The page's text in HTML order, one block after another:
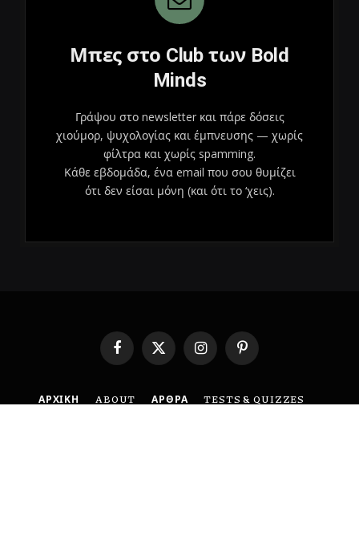
Μπες στο Club των Bold
Minds
Γράψου στο newsletter και πάρε δόσεις
χιούμορ, ψυχολογίας και έμπνευσης — χωρίς
φίλτρα και χωρίς spamming.
Κάθε εβδομάδα, ένα email που σου θυμίζει
ότι δεν είσαι μόνη (και ότι το ‘χεις).
Facebook
X
(Twitter)
InstagramPinterest
ΑΡΧΙΚΗ ABOUT ΑΡΘΡΑ
TESTS & QUIZZES